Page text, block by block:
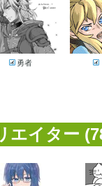
勇者
エイター